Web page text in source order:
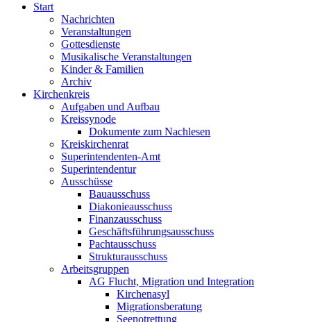
Start
Nachrichten
Veranstaltungen
Gottesdienste
Musikalische Veranstaltungen
Kinder & Familien
Archiv
Kirchenkreis
Aufgaben und Aufbau
Kreissynode
Dokumente zum Nachlesen
Kreiskirchenrat
Superintendenten-Amt
Superintendentur
Ausschüsse
Bauausschuss
Diakonieausschuss
Finanzausschuss
Geschäftsführungsausschuss
Pachtausschuss
Strukturausschuss
Arbeitsgruppen
AG Flucht, Migration und Integration
Kirchenasyl
Migrationsberatung
Seenotrettung